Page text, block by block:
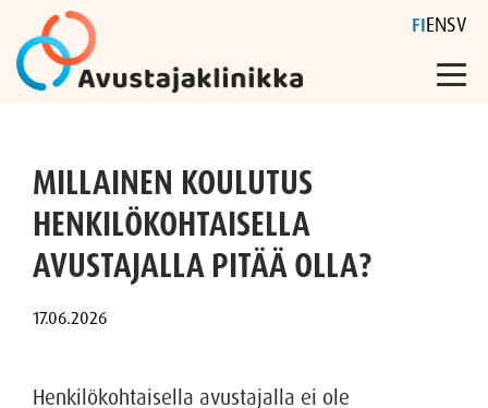
content
FIENSV
MILLAINEN KOULUTUS
HENKILÖKOHTAISELLA
AVUSTAJALLA PITÄÄ OLLA?
Henkilökohtaisella avustajalla ei ole